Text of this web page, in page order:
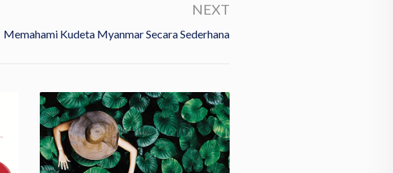
NEXT
Memahami Kudeta Myanmar Secara Sederhana